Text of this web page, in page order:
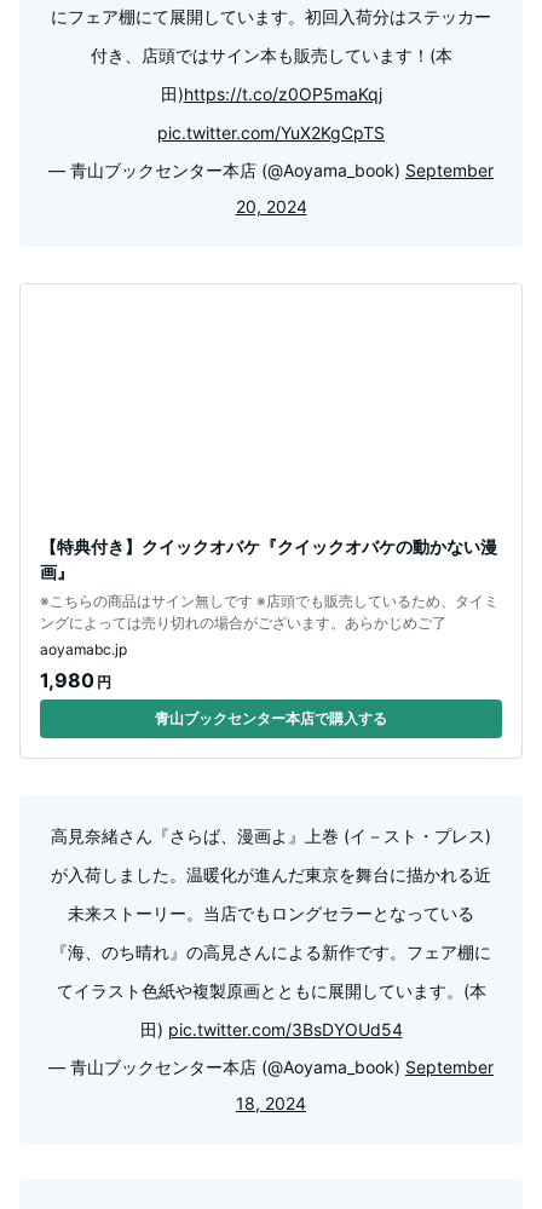
にフェア棚にて展開しています。初回入荷分はステッカー
付き、店頭ではサイン本も販売しています！(本
田)https://t.co/z0OP5maKqj
pic.twitter.com/YuX2KgCpTS
— 青山ブックセンター本店 (@Aoyama_book) September
20, 2024
【特典付き】クイックオバケ『クイックオバケの動かない漫
画』
※こちらの商品はサイン無しです ※店頭でも販売しているため、タイミ
ングによっては売り切れの場合がございます。あらかじめご了
aoyamabc.jp
1,980 円
青山ブックセンター本店で購入する
高見奈緒さん『さらば、漫画よ』上巻 (イ－スト・プレス)
が入荷しました。温暖化が進んだ東京を舞台に描かれる近
未来ストーリー。当店でもロングセラーとなっている
『海、のち晴れ』の高見さんによる新作です。フェア棚に
てイラスト色紙や複製原画とともに展開しています。(本
田) pic.twitter.com/3BsDYOUd54
— 青山ブックセンター本店 (@Aoyama_book) September
18, 2024